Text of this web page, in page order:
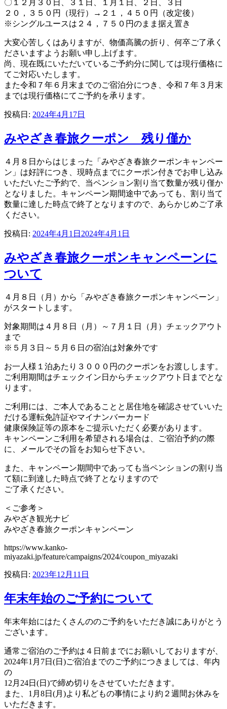
〇１２月３０日、３１日、１月１日、２日、３日
２０，３５０円（現行）→２１，４５０円（改定後）
※シングルユースは２４，７５０円のまま据え置き
大変心苦しくはありますが、物価高騰の折り、何卒ご了承く
ださいますようお願い申し上げます。
尚、現在既にいただいているご予約分に関しては現行価格に
てご対応いたします。
また令和７年６月末までのご宿泊分につき、令和７年３月末
までは現行価格にてご予約を承ります。
投稿日: 2024年4月17日
みやざき春旅クーポン 残り僅か
４月８日からはじまった「みやざき春旅クーポンキャンペー
ン」は好評につき、現時点までにクーポン付きでお申し込み
いただいたご予約で、当ペンション割り当て数量が残り僅か
となりました。キャンペーン期間途中であっても、割り当て
数量に達した時点で終了となりますので、あらかじめご了承
ください。
投稿日: 2024年4月1日 2024年4月1日
みやざき春旅クーポンキャンペーンに
ついて
４月８日（月）から「みやざき春旅クーポンキャンペーン」
がスタートします。
対象期間は４月８日（月）～７月１日（月）チェックアウト
まで
※５月３日～５月６日の宿泊は対象外です
お一人様１泊あたり３０００円のクーポンをお渡しします。
ご利用期間はチェックイン日からチェックアウト日までとな
ります。
ご利用には、ご本人であることと居住地を確認させていいた
だける運転免許証やマイナンバーカード
健康保険証等の原本をご提示いただく必要があります。
キャンペーンご利用を希望される場合は、ご宿泊予約の際
に、メールでその旨をお知らせ下さい。
また、キャンペーン期間中であっても当ペンションの割り当
て額に到達した時点で終了となりますので
ご了承ください。
＜ご参考＞
みやざき観光ナビ
みやざき春旅クーポンキャンペーン
https://www.kanko-
miyazaki.jp/feature/campaigns/2024/coupon_miyazaki
投稿日: 2023年12月11日
年末年始のご予約について
年末年始にはたくさんののご予約をいただき誠にありがとう
ございます。
通常ご宿泊のご予約は４日前までにお願いしておりますが、
2024年1月7日(日)ご宿泊までのご予約につきましては、年内
の
12月24日(日)で締め切りをさせていただきます。
また、1月8日(月)より私どもの事情により約２週間お休みを
いただきます。